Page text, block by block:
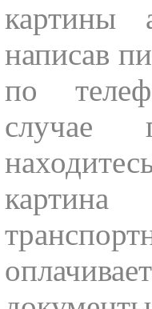
картины
написав
по
случае